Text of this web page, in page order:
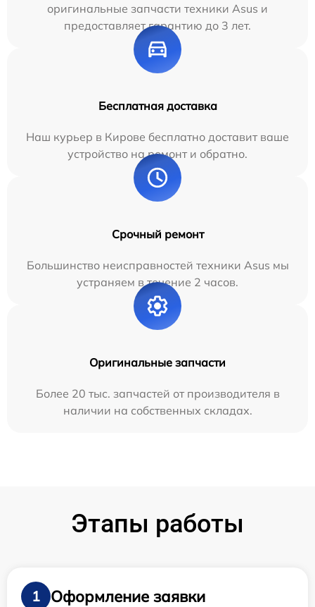
оригинальные запчасти техники Asus и
предоставляет гарантию до 3 лет.
Бесплатная доставка
Наш курьер в Кирове бесплатно доставит ваше
устройство на ремонт и обратно.
Срочный ремонт
Большинство неисправностей техники Asus мы
устраняем в течение 2 часов.
Оригинальные запчасти
Более 20 тыс. запчастей от производителя в
наличии на собственных складах.
Этапы работы
1
Оформление заявки